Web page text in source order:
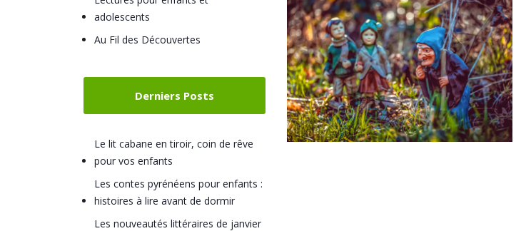
adolescents
Au Fil des Découvertes
Derniers Posts
Le lit cabane en tiroir, coin de rêve
pour vos enfants
Les contes pyrénéens pour enfants :
histoires à lire avant de dormir
Les nouveautés littéraires de janvier